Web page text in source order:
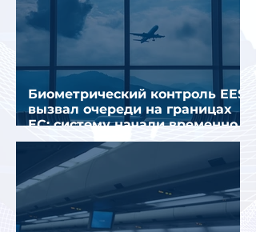
Биометрический контроль EES
вызвал очереди на границах
ЕС: систему начали временно
отключать